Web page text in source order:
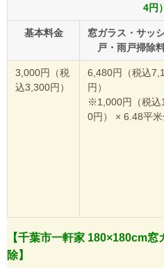
4円）
基本料金
窓ガラス・サッ
戸・雨戸掃除
3,000円（税
込3,300円）
6,480円（税込
円）
※1,000円（税込
0円） × 6.48平米
【千葉市一軒家 180×180cm
除】